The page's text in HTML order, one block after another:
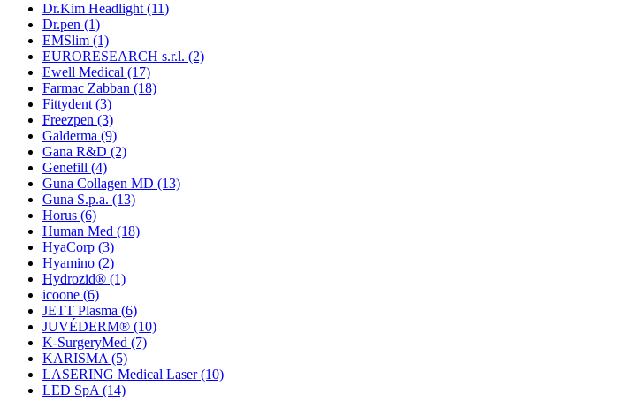
Dr.Kim Headlight (11)
Dr.pen (1)
EMSlim (1)
EURORESEARCH s.r.l. (2)
Ewell Medical (17)
Farmac Zabban (18)
Fittydent (3)
Freezpen (3)
Galderma (9)
Gana R&D (2)
Genefill (4)
Guna Collagen MD (13)
Guna S.p.a. (13)
Horus (6)
Human Med (18)
HyaCorp (3)
Hyamino (2)
Hydrozid® (1)
icoone (6)
JETT Plasma (6)
JUVÉDERM® (10)
K-SurgeryMed (7)
KARISMA (5)
LASERING Medical Laser(10)
LED SpA (14)